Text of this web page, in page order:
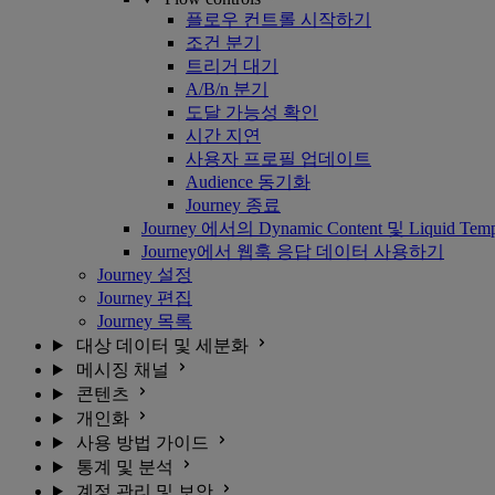
플로우 컨트롤 시작하기
조건 분기
트리거 대기
A/B/n 분기
도달 가능성 확인
시간 지연
사용자 프로필 업데이트
Audience 동기화
Journey 종료
Journey 에서의 Dynamic Content 및 Liquid
Journey에서 웹훅 응답 데이터 사용하기
Journey 설정
Journey 편집
Journey 목록
대상 데이터 및 세분화
메시징 채널
콘텐츠
개인화
사용 방법 가이드
통계 및 분석
계정 관리 및 보안